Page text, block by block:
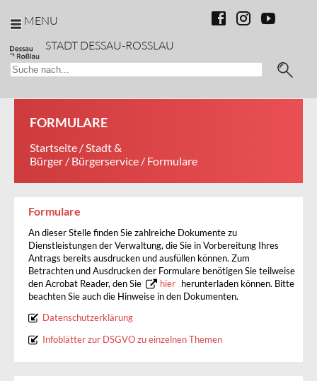
MENU
STADT DESSAU-ROSSLAU
FORMULARE
Startseite /Stadt &
Bürger / Bürgerservice / Formulare
Formulare
An dieser Stelle finden Sie zahlreiche Dokumente zu
Dienstleistungen der Verwaltung, die Sie in Vorbereitung Ihres
Antrags bereits ausdrucken und ausfüllen können. Zum
Betrachten und Ausdrucken der Formulare benötigen Sie teilweise
den Acrobat Reader, den Sie
hier herunterladen können. Bitte
beachten Sie auch die Hinweise in den Dokumenten.
Datenschutzerklärung
Infoblätter zur DSGVO zu einzelnen Themen